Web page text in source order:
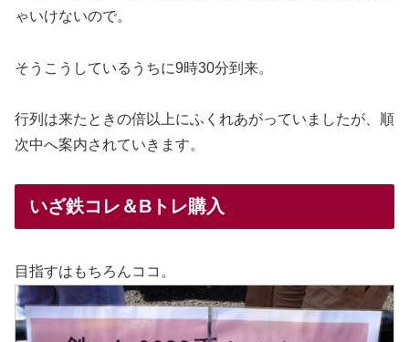
ゃいけないので。
そうこうしているうちに9時30分到来。
行列は来たときの倍以上にふくれあがっていましたが、順
次中へ案内されていきます。
いざ鉄コレ＆Bトレ購入
目指すはもちろんココ。